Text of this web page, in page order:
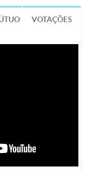
VOTAÇÕES